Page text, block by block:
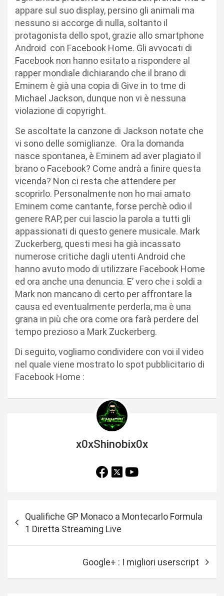
appare sul suo display, persino gli animali ma
nessuno si accorge di nulla, soltanto il
protagonista dello spot, grazie allo smartphone
Android con Facebook Home. Gli avvocati di
Facebook non hanno esitato a rispondere al
rapper mondiale dichiarando che il brano di
Eminem è già una copia di Give in to tme di
Michael Jackson, dunque non vi è nessuna
violazione di copyright.
Se ascoltate la canzone di Jackson notate che
vi sono delle somiglianze. Ora la domanda
nasce spontanea, è Eminem ad aver plagiato il
brano o Facebook? Come andrà a finire questa
vicenda? Non ci resta che attendere per
scoprirlo. Personalmente non ho mai amato
Eminem come cantante, forse perchè odio il
genere RAP, per cui lascio la parola a tutti gli
appassionati di questo genere musicale. Mark
Zuckerberg, questi mesi ha già incassato
numerose critiche dagli utenti Android che
hanno avuto modo di utilizzare Facebook Home
ed ora anche una denuncia. E’ vero che i soldi a
Mark non mancano di certo per affrontare la
causa ed eventualmente perderla, ma è una
grana in più che ora come ora farà perdere del
tempo prezioso a Mark Zuckerberg.
Di seguito, vogliamo condividere con voi il video
nel quale viene mostrato lo spot pubblicitario di
Facebook Home :
x0xShinobix0x
Qualifiche GP Monaco a Montecarlo Formula
1 Diretta Streaming Live
Google+ : I migliori userscript